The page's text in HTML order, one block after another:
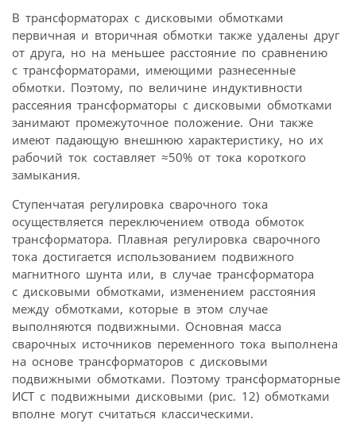
В трансформаторах с дисковыми обмотками
первичная и вторичная обмотки также удалены друг
от друга, но на меньшее расстояние по сравнению
с трансформаторами, имеющими разнесенные
обмотки. Поэтому, по величине индуктивности
рассеяния трансформаторы с дисковыми обмотками
занимают промежуточное положение. Они также
имеют падающую внешнюю характеристику, но их
рабочий ток составляет ≈50% от тока короткого
замыкания.
Ступенчатая регулировка сварочного тока
осуществляется переключением отвода обмоток
трансформатора. Плавная регулировка сварочного
тока достигается использованием подвижного
магнитного шунта или, в случае трансформатора
с дисковыми обмотками, изменением расстояния
между обмотками, которые в этом случае
выполняются подвижными. Основная масса
сварочных источников переменного тока выполнена
на основе трансформаторов с дисковыми
подвижными обмотками. Поэтому трансформаторные
ИСТ с подвижными дисковыми (рис. 12) обмотками
вполне могут считаться классическими.